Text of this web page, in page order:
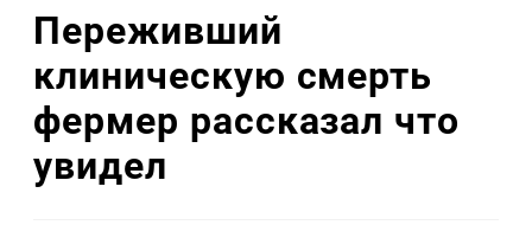
Переживший
клиническую смерть
фермер рассказал что
увидел